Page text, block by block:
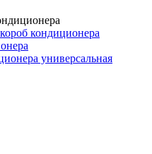
кондиционера
универсальная